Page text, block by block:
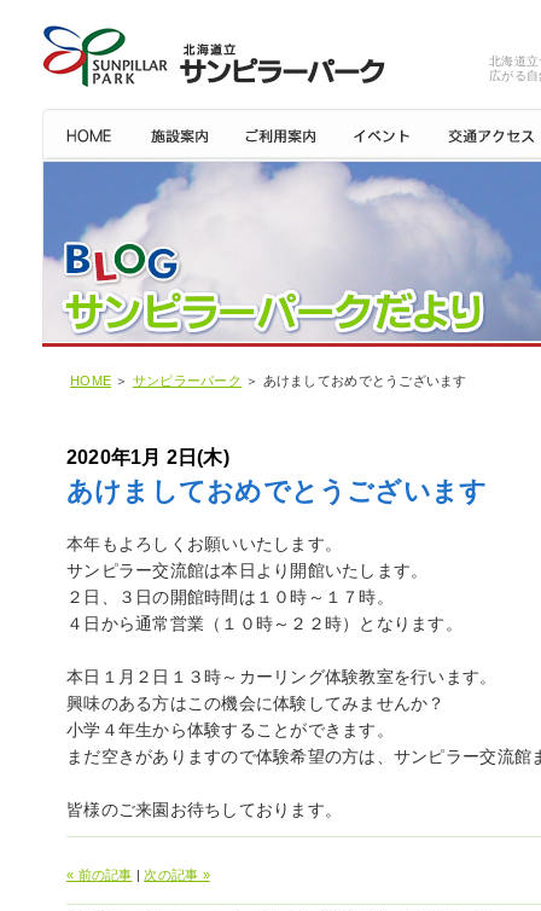
北海道
広がる
HOME ＞ サンピラーパーク ＞ あけましておめでとうございます
2020年1月 2日(木)
あけましておめでとうございます
本年もよろしくお願いいたします。
サンピラー交流館は本日より開館いたします。
２日、３日の開館時間は１０時～１７時。
４日から通常営業（１０時～２２時）となります。
本日１月２日１３時～カーリング体験教室を行います。
興味のある方はこの機会に体験してみませんか？
小学４年生から体験することができます。
まだ空きがありますので体験希望の方は、サンピラー交流館
皆様のご来園お待ちしております。
« 前の記事 |次の記事 »